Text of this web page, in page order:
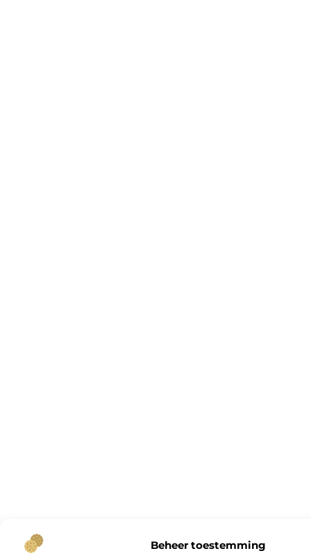
Beheer toestemming